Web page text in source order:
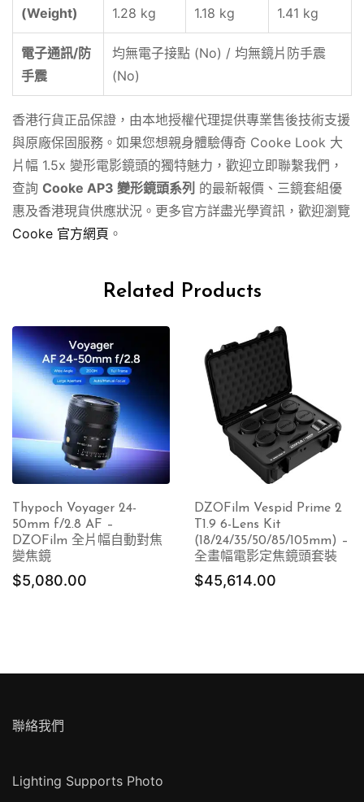
(Weight)
1.28 kg
1.18 kg
1.41 kg
電子通訊/防
手震
均無電子接點 (No) / 均無鏡片防手震
(No)
香港行貨正品保證，由本地授權代理提供專業售後技術支援
與原廠保固服務。如果您想親身體驗傳奇 Cooke Look 大
片幅 1.5x 變形電影鏡頭的獨特魅力，歡迎立即聯繫我們，
查詢 Cooke AP3 變形鏡頭系列 的最新報價、三鏡套組優
惠及香港現貨供應狀況。更多官方詳盡光學資訊，歡迎瀏覽
Cooke 官方網頁 。
Related Products
Thypoch Voyager 24-
50mm f/2.8 AF –
DZOFilm 全片幅自動對焦
變焦鏡
$5,080.00
DZOFilm Vespid Prime 2
T1.9 6-Lens Kit
(18/24/35/50/85/105mm) –
全畫幅電影定焦鏡頭套裝
$45,614.00
聯絡我們
Lighting Supports Photo